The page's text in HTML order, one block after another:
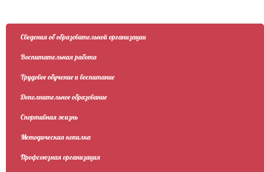
Сведения об образовательной организации
Воспитательная работа
Трудовое обучение и воспитание
Дополнительное образование
Спортивная жизнь
Методическая копилка
Профсоюзная организация